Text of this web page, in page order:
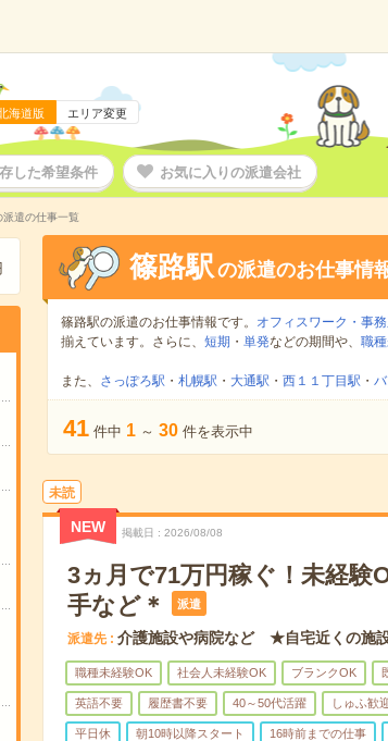
海道版 エリア変更
した希望条件 お気に入りの派遣会社
遣の仕事一覧
篠路駅の派遣のお仕事情
篠路駅の派遣のお仕事情報です。 オフィスワーク・事
揃えています。さらに、 短期 ・ 単発などの期間や、 職
また、 さっぽろ駅 ・ 札幌駅 ・ 大通駅 ・ 西１１丁目駅 ・
41 件中 1 ～ 30 件を表示中
未読
NEW 掲載日 2026/08/08
3ヵ月で71万円稼ぐ！未経験
手など＊
派遣
派遣先 介護施設や病院など ★自宅近くの施
職種未経験OK 社会人未経験OK ブランクOK
英語不要 履歴書不要 40～50代活躍 しゅふ歓
平日休 朝10時以降スタート 16時前までの仕事